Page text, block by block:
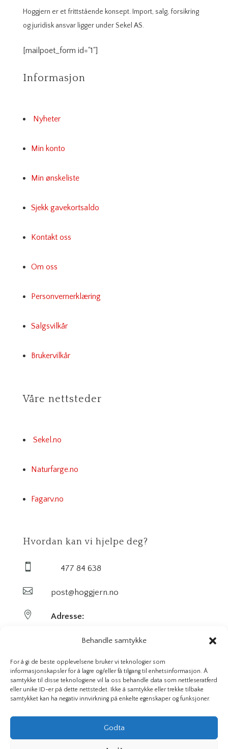
Behandle samtykke
For å gi de beste opplevelsene bruker vi teknologier som
informasjonskapsler for å lagre og/eller få tilgang til enhetsinformasjon. Å
samtykke til disse teknologiene vil la oss behandle data som nettleseratferd
eller unike ID-er på dette nettstedet. Ikke å samtykke eller trekke tilbake
samtykket kan ha negativ innvirkning på enkelte egenskaper og funksjoner.
Godta
Hoggjern er et frittstående konsept. Import, salg, forsikring
og juridisk ansvar ligger under Sekel AS.
[mailpoet_form id="1"]
Informasjon
Nyheter
Min konto
Min ønskeliste
Sjekk gavekortsaldo
Kontakt oss
Om oss
Personvernerklæring
Salgsvilkår
Brukervilkår
Våre nettsteder
Sekel.no
Naturfarge.no
Fagarv.no
Hvordan kan vi hjelpe deg?
 477 84 638
 post@hoggjern.no
 Adresse:
Sekel AS
Sentrumsveien 29
3647 Hvittingfoss